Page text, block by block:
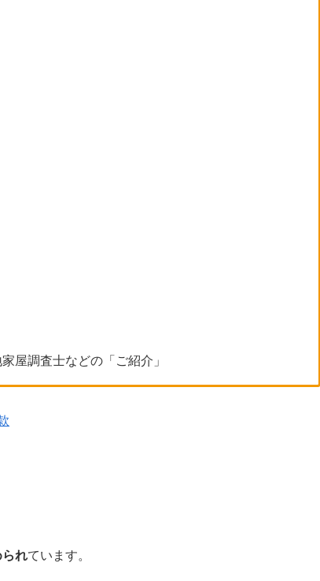
屋調査士などの「ご紹介」
られています。